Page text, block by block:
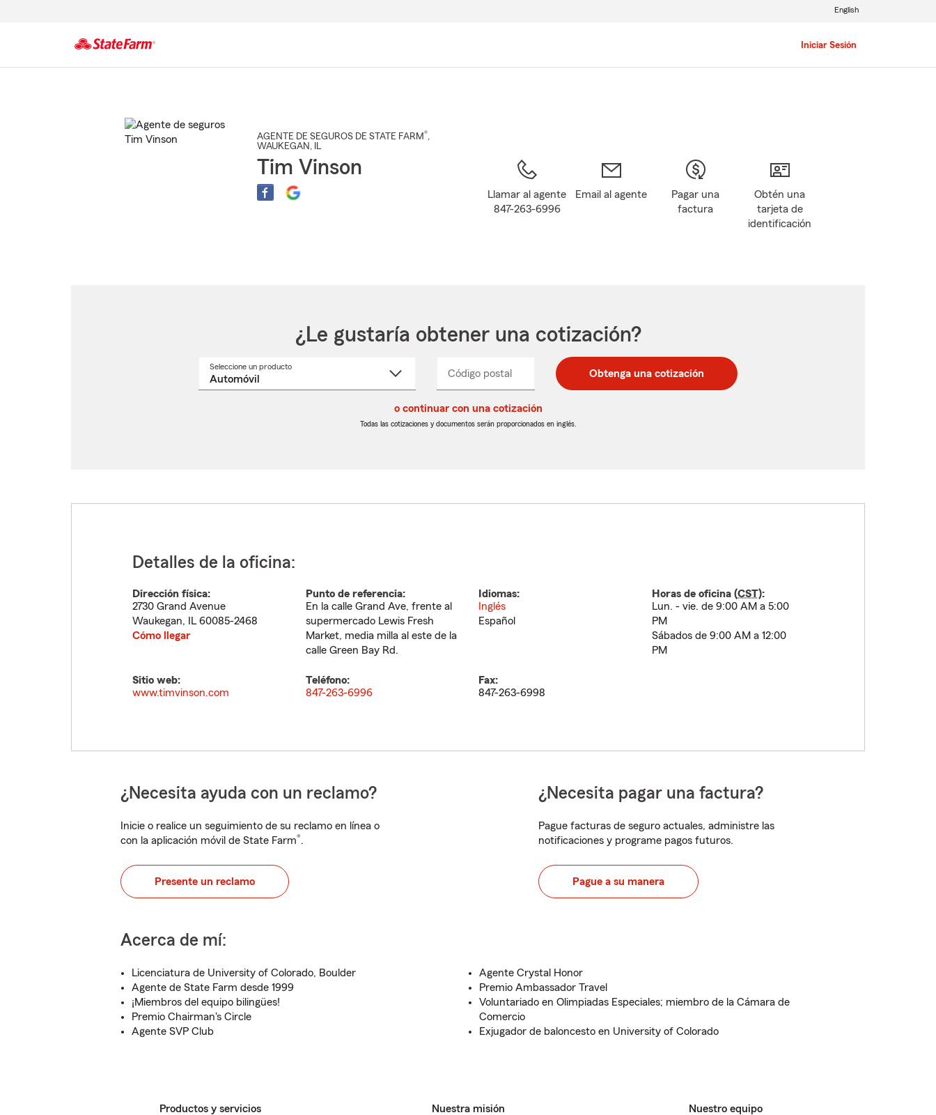
Iniciar Sesión
English
AGENTE DE SEGUROS DE STATE FARM®,
WAUKEGAN , IL
Tim Vinson
Llamar al agente
847-263-6996
Email al agente
Pagar una
factura
Obtén una
tarjeta de
identificación
¿Le gustaría obtener una cotización?
Seleccione un productoSeleccione
Código postal
postal
de
postal
de
_____ Obtenga una cotización
o continuar con una cotización
Todas las cotizaciones y documentos serán proporcionados en inglés.
Detalles de la oficina:
Dirección física:
2730 Grand Avenue
Waukegan, IL 60085-2468
Cómo llegar
Punto de referencia:
En la calle Grand Ave, frente al
supermercado Lewis Fresh
Market, media milla al este de la
calle Green Bay Rd.
Idiomas:
Inglés
Español
Horas de oficina (CST):
Lun. - vie. de 9:00 AM a 5:00
PM
Sábados de 9:00 AM a 12:00
PM
Sitio web:
www.timvinson.com
Teléfono:
847-263-6996
Fax:
847-263-6998
¿Necesita ayuda con un reclamo?
Inicie o realice un seguimiento de su reclamo en línea o
con la aplicación móvil de State Farm®.
Presente un reclamo
¿Necesita pagar una factura?
Pague facturas de seguro actuales, administre las
notificaciones y programe pagos futuros.
Pague a su manera
Acerca de mí:
Licenciatura de University of Colorado, Boulder
Agente de State Farm desde 1999
¡Miembros del equipo bilingües!
Premio Chairman's Circle
Agente SVP Club
Agente Crystal Honor
Premio Ambassador Travel
Voluntariado en Olimpiadas Especiales; miembro de la Cámara de
Comercio
Exjugador de baloncesto en University of Colorado
Productos y servicios Nuestra misión Nuestro equipo